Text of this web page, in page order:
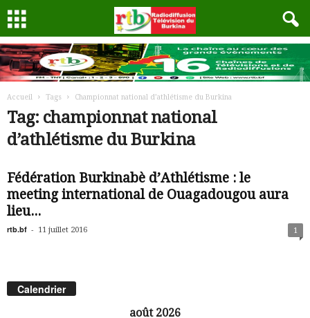
Accueil Tags Championnat national d’athlétisme du Burkina
Tag: championnat national
d’athlétisme du Burkina
Fédération Burkinabè d’Athlétisme : le
meeting international de Ouagadougou aura
lieu...
rtb.bf - 11 juillet 2016 1
Calendrier
août 2026